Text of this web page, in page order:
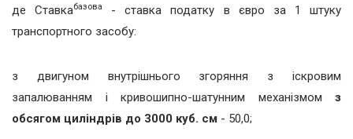
де Ставкабазова
- ставка податку в євро за 1 штуку
транспортного засобу:
з двигуном внутрішнього згоряння з іскровим
запалюванням і кривошипно-шатунним механізмом з
обсягом циліндрів до 3000 куб. см - 50,0;